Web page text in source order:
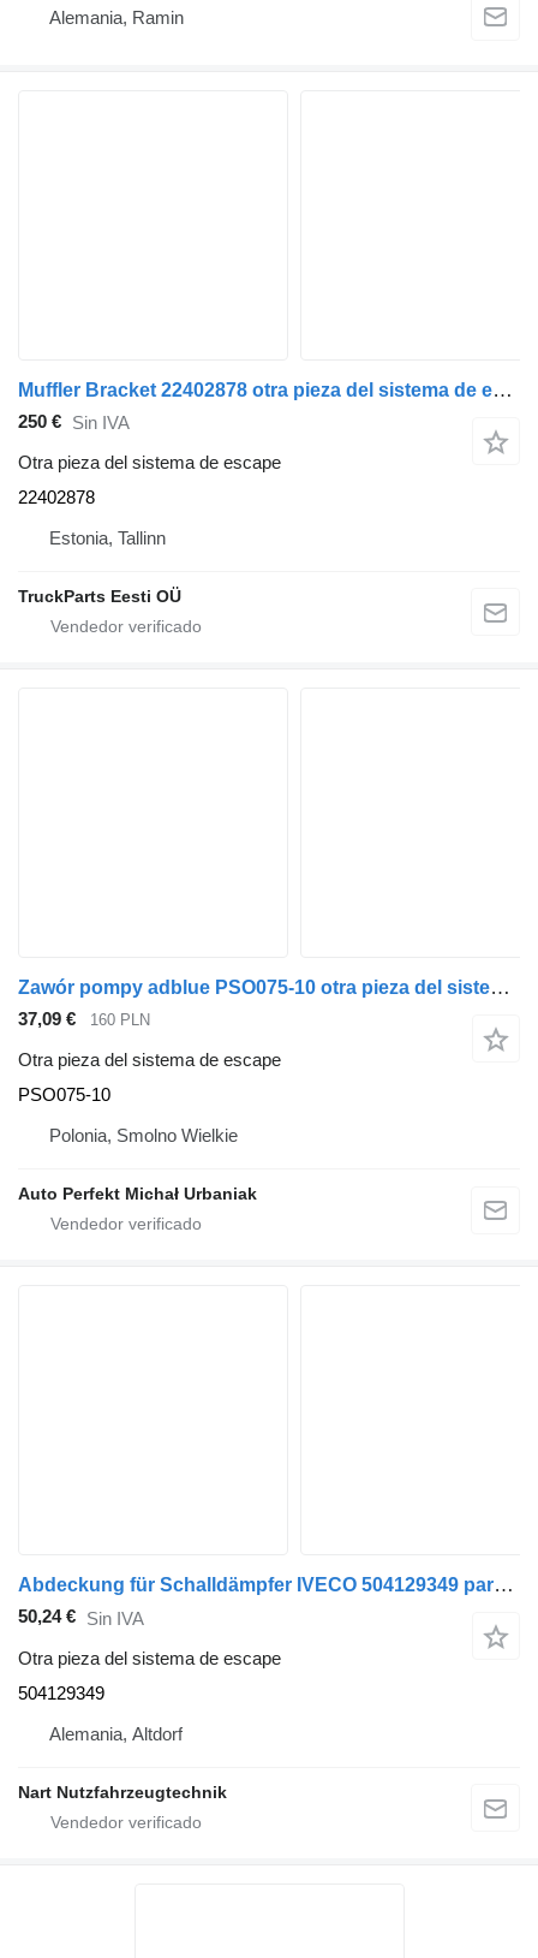
Alemania, Ramin
Muffler Bracket 22402878 otra pieza del sistema de escape para Volvo FL, FE (2013-) cabeza tractora
250 € Sin IVA
Otra pieza del sistema de escape
22402878
Estonia, Tallinn
TruckParts Eesti OÜ
Zawór pompy adblue PSO075-10 otra pieza del sistema de escape para Volvo Renault cabeza tractora
37,09 € 160 PLN
Otra pieza del sistema de escape
PSO075-10
Polonia, Smolno Wielkie
Auto Perfekt Michał Urbaniak
Abdeckung für Schalldämpfer IVECO 504129349 para IVECO Daily camión
50,24 € Sin IVA
Otra pieza del sistema de escape
504129349
Alemania, Altdorf
Nart Nutzfahrzeugtechnik